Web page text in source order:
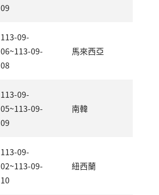
09
113-09-
06~113-09-
08
馬來西亞
113-09-
05~113-09-
09
南韓
113-09-
02~113-09-
10
紐西蘭